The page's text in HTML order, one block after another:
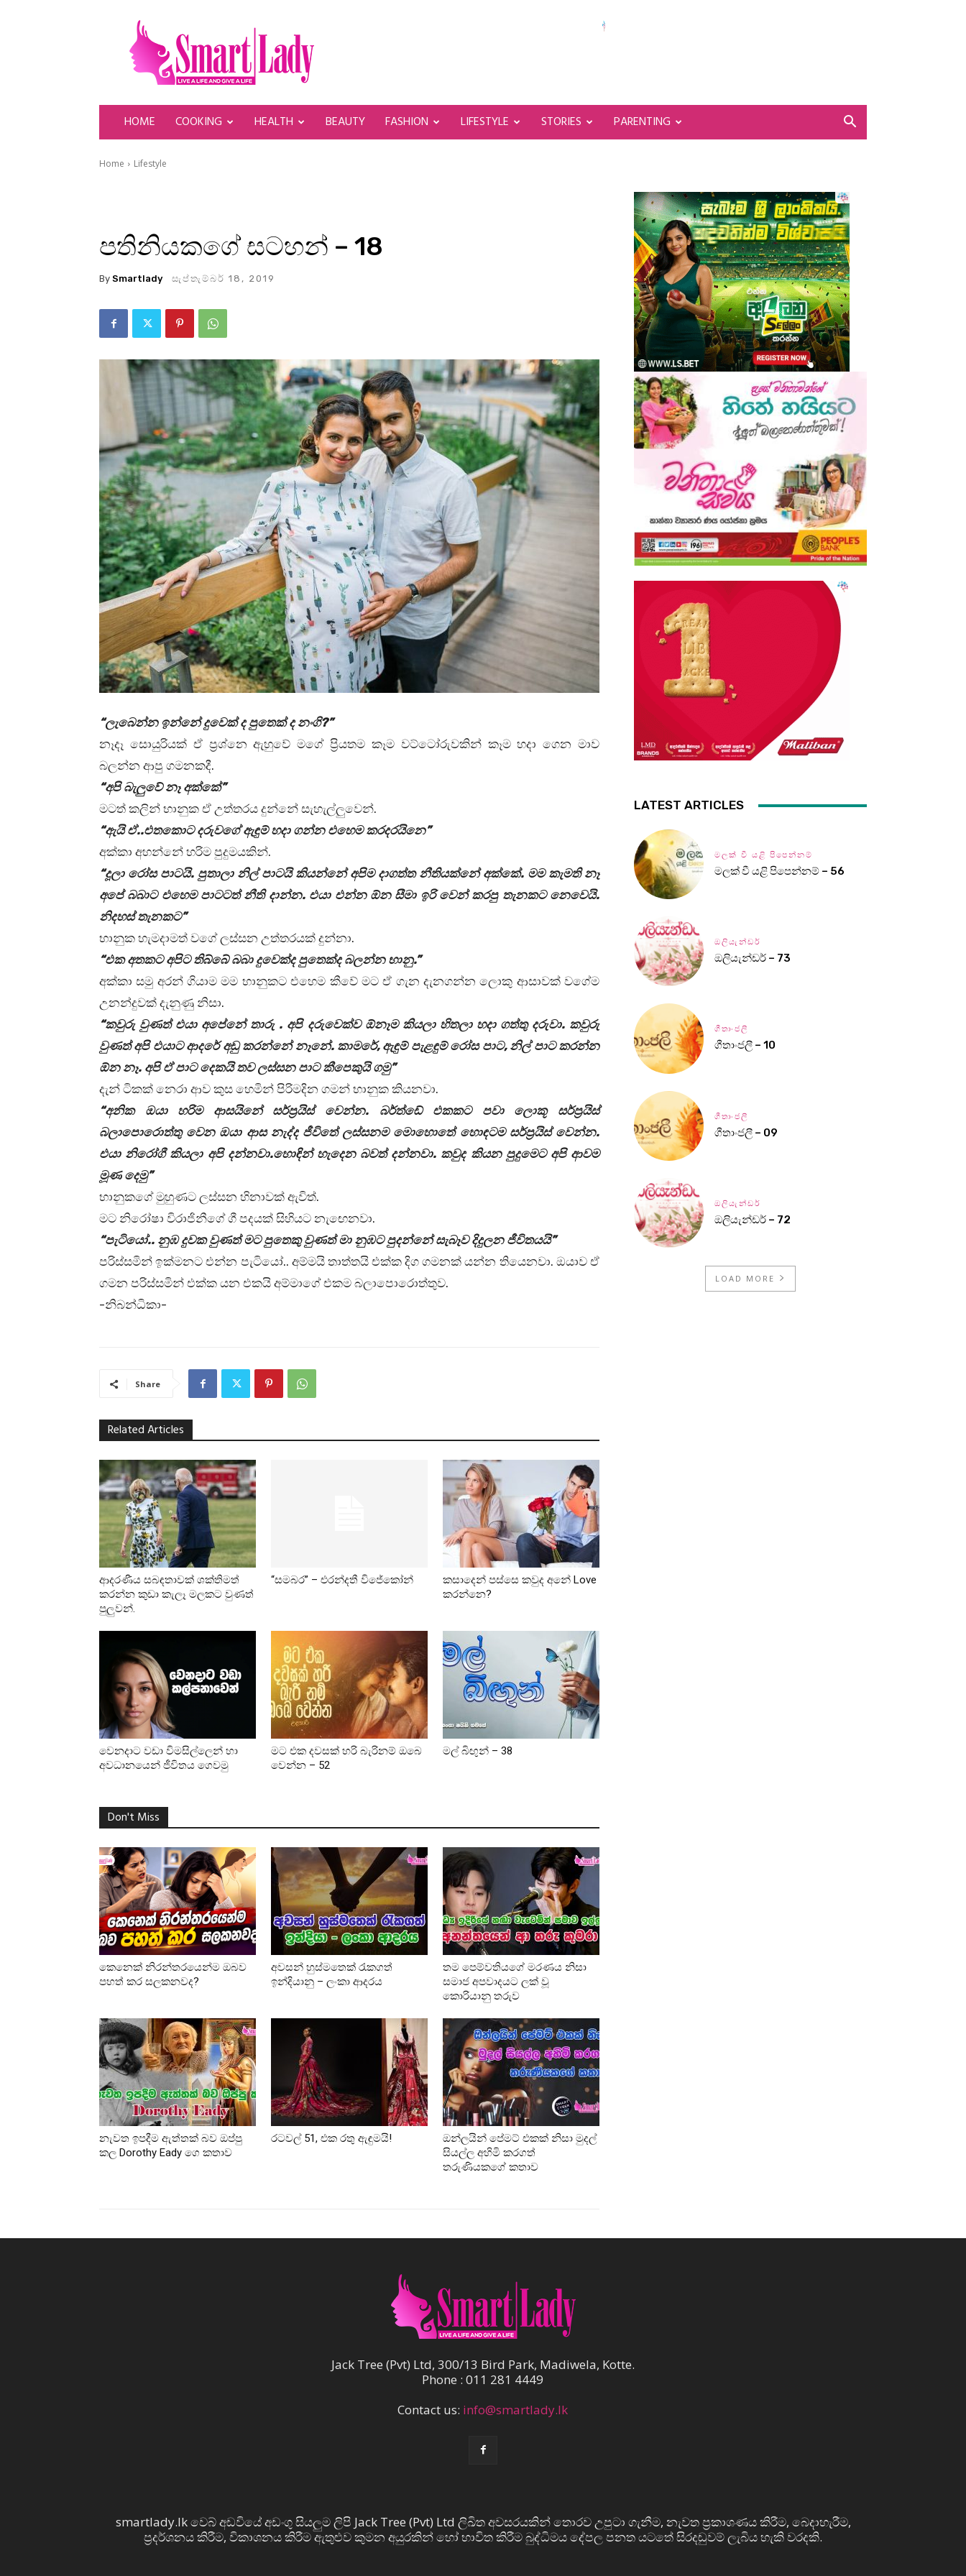
SmartLady
HOME COOKING HEALTH BEAUTY FASHION LIFESTYLE STORIES PARENTING
Home Lifestyle
පතිනියකගේ සටහන් – 18
By Smartlady සැප්තැම්බර් 18, 2019
“ලැබෙන්න ඉන්නේ දුවෙක් ද පුතෙක් ද නංගි?”
නෑදෑ සොයුරියක් ඒ ප්‍රශ්නෙ ඇහුවේ මගේ ප්‍රියතම කෑම වට්ටෝරුවකින් කෑම හදා ගෙන මාව
බලන්න ආපු ගමනකදී.
“අපි බැලුවේ නෑ අක්කේ”
මටත් කලින් භානුක ඒ උත්තරය දුන්නේ සැහැල්ලුවෙන්.
“ඇයි ඒ..එතකොට දරුවගේ ඇඳුම් හදා ගන්න එහෙම කරදරයිනෙ”
අක්කා අහන්නේ හරිම පුදුමයකින්.
“දූලා රෝස පාටයි. පුතාලා නිල් පාටයි කියන්නේ අපිම දාගත්ත නීතියක්නේ අක්කේ. මම කැමති නෑ
අපේ බබාට එහෙම පාටටත් නීති දාන්න. එයා එන්න ඕන සීමා ඉරි වෙන් කරපු තැනකට නෙවෙයි.
නිදහස් තැනකට”
භානුක හැමදාමත් වගේ ලස්සන උත්තරයක් දුන්නා.
“එක අතකට අපිට තිබ්බේ බබා දුවෙක්ද පුතෙක්ද බලන්න භානු.”
අක්කා සමු අරන් ගියාම මම භානුකට එහෙම කීවේ මට ඒ ගැන දැනගන්න ලොකු ආසාවක් වගේම
උනන්දුවක් දැනුණු නිසා.
“කවුරු වුණත් එයා අපේනේ තාරු . අපි දරුවෙක්ව ඕනෑම කියලා හිතලා හදා ගත්තු දරුවා. කවුරු
වුණත් අපි එයාට ආදරේ අඩු කරන්නේ නෑනේ. කාමරේ, ඇඳුම් පැළඳුම් රෝස පාට, නිල් පාට කරන්න
ඕන නෑ. අපි ඒ පාට දෙකයි තව ලස්සන පාට කීපෙකුයි ගමු”
දැන් ටිකක් නෙරා ආව කුස හෙමින් පිරිමදින ගමන් භානුක කියනවා.
“අනික ඔයා හරිම ආසයිනේ සර්ප්‍රයිස් වෙන්න. බර්ත්ඩේ එකකට පවා ලොකූ සර්ප්‍රයිස්
බලාපොරොත්තු වෙන ඔයා ආස නැද්ද ජීවිතේ ලස්සනම මොහොතේ හොඳටම සර්ප්‍රයිස් වෙන්න.
එයා නිරෝගී කියලා අපි දන්නවා.හොඳින් හැදෙන බවත් දන්නවා. කවුද කියන පුදුමෙට අපි ආවම
මූණ දෙමු”
භානුකගේ මුහුණට ලස්සන හිනාවක් ඇවිත්.
මට නිරෝෂා විරාජිනීගේ ගී පදයක් සිහියට නැඟෙනවා.
“පැටියෝ.. නුඹ දුවක වුණත් මට පුතෙකු වුණත් මා නුඹට පුදන්නේ සැබෑව දිදුලන ජීවිතයයි”
පරිස්සමින් ඉක්මනට එන්න පැටියෝ.. අම්මයි තාත්තයි එක්ක දිග ගමනක් යන්න තියෙනවා. ඔයාව ඒ
ගමන පරිස්සමින් එක්ක යන එකයි අම්මාගේ එකම බලාපොරොත්තුව.
-නිබන්ධිකා-
Share
Related Articles
ආදරණීය සබඳතාවක් ශක්තිමත්
කරන්න කුඩා කැලෑ මලකට වුණත්
පුලුවන්.
“සමබර” – එරන්දතී විජේකෝන්
කසාදෙන් පස්සෙ කවුද අනේ Love
කරන්නෙ?
වෙනදාට වඩා විමසිල්ලෙන් හා
අවධානයෙන් ජීවිතය ගෙවමු
මට එක දවසක් හරි බැරිනම් ඔබෙ
වෙන්න – 52
මල් බිඟුන් – 38
Don't Miss
කෙනෙක් නිරන්තරයෙන්ම ඔබව
පහත් කර සලකනවද?
අවසන් හුස්මතෙක් රැකගත්
ඉන්දියානු – ලංකා ආදරය
තම පෙම්වතියගේ මරණය නිසා
සමාජ අපවාදයට ලක් වූ
කොරියානු තරුව
නැවත ඉපදීම ඇත්තක් බව ඔප්පු
කල Dorothy Eady ගෙ කතාව
රටවල් 51, එක රතු ඇඳුමයි!
ඔන්ලයින් පේමට් එකක් නිසා මුදල්
සියල්ල අහිමි කරගත්
තරුණියකගේ කතාව
LATEST ARTICLES
මලක් වී යළි පිපෙන්නම්
මලක් වී යළි පිපෙන්නම් – 56
ඔලියැන්ඩර්
ඔලියැන්ඩර් – 73
ගීතාංජලී
ගීතාංජලී – 10
ගීතාංජලී
ගීතාංජලී – 09
ඔලියැන්ඩර්
ඔලියැන්ඩර් – 72
LOAD MORE
Jack Tree (Pvt) Ltd, 300/13 Bird Park, Madiwela, Kotte.
Phone : 011 281 4449
Contact us: info@smartlady.lk
smartlady.lk වෙබ් අඩවියේ අඩංගු සියලුම ලිපි Jack Tree (Pvt) Ltd ලිඛිත අවසරයකින් තොරව උපුටා ගැනීම, නැවත ප්‍රකාශණය කිරීම, බෙදාහැරීම,
ප්‍රදර්ශනය කිරීම, විකාශනය කිරීම ඇතුළුව කුමන අයුරකින් හෝ භාවිත කිරීම බුද්ධිමය දේපල පනත යටතේ සිරදඬුවම් ලැබිය හැකි වරදකි.